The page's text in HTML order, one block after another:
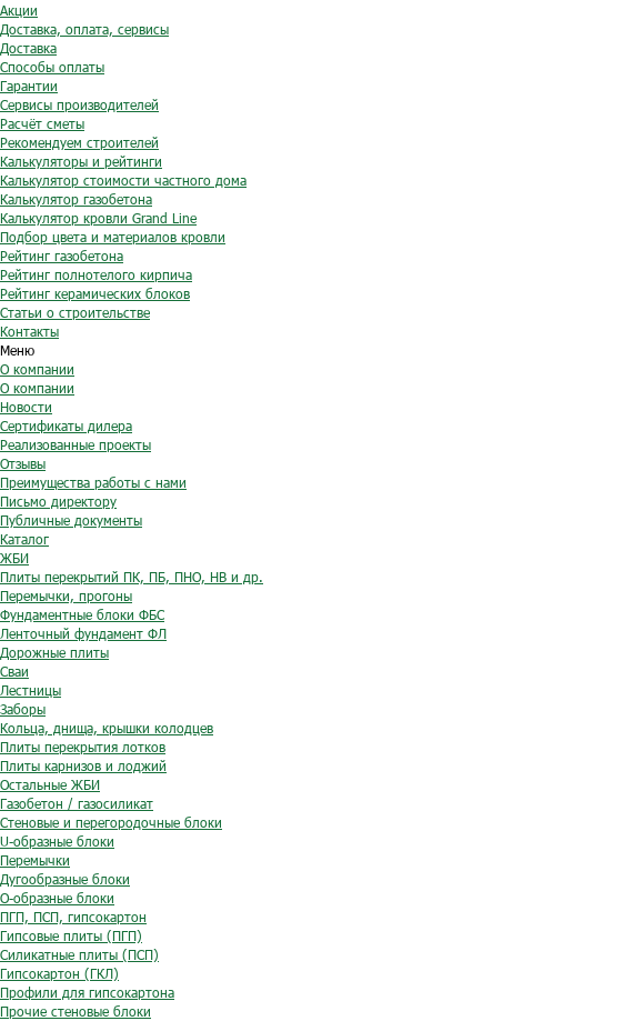
Акции
Доставка, оплата, сервисы
Доставка
Способы оплаты
Гарантии
Сервисы производителей
Расчёт сметы
Рекомендуем строителей
Калькуляторы и рейтинги
Калькулятор стоимости частного дома
Калькулятор газобетона
Калькулятор кровли Grand Line
Подбор цвета и материалов кровли
Рейтинг газобетона
Рейтинг полнотелого кирпича
Рейтинг керамических блоков
Статьи о строительстве
Контакты
Меню
О компании
О компании
Новости
Сертификаты дилера
Реализованные проекты
Отзывы
Преимущества работы с нами
Письмо директору
Публичные документы
Каталог
ЖБИ
Плиты перекрытий ПК, ПБ, ПНО, НВ и др.
Перемычки, прогоны
Фундаментные блоки ФБС
Ленточный фундамент ФЛ
Дорожные плиты
Сваи
Лестницы
Заборы
Кольца, днища, крышки колодцев
Плиты перекрытия лотков
Плиты карнизов и лоджий
Остальные ЖБИ
Газобетон / газосиликат
Стеновые и перегородочные блоки
U-образные блоки
Перемычки
Дугообразные блоки
O-образные блоки
ПГП, ПСП, гипсокартон
Гипсовые плиты (ПГП)
Силикатные плиты (ПСП)
Гипсокартон (ГКЛ)
Профили для гипсокартона
Прочие стеновые блоки